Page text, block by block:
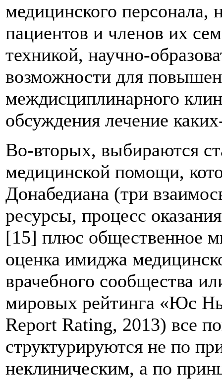
медицинского персонала,
пациентов и членов их
техникой, научно-
возможности для
междисциплинарного
обсуждения лечение
Во-вторых, выбираются
медицинской помощи,
Донабедиана (три
ресурсы, процесс
[15] плюс общественное
оценка имиджа
врачебного сообщества
мировых рейтинга «Юс
Report Rating, 2013) все
структурируются не по
неклиническим, а по